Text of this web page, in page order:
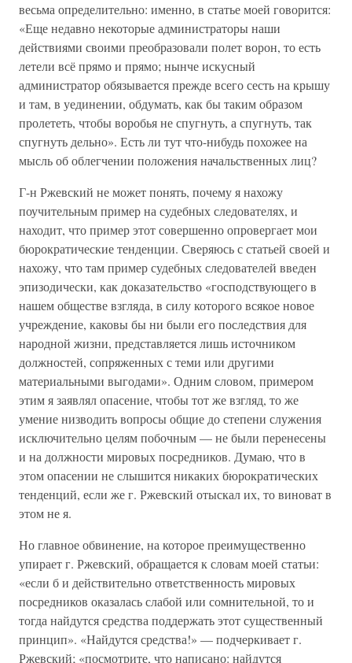
весьма определительно: именно, в статье моей говорится:
«Еще недавно некоторые администраторы наши
действиями своими преобразовали полет ворон, то есть
летели всё прямо и прямо; нынче искусный
администратор обязывается прежде всего сесть на крышу
и там, в уединении, обдумать, как бы таким образом
пролететь, чтобы воробья не спугнуть, а спугнуть, так
спугнуть дельно». Есть ли тут что-нибудь похожее на
мысль об облегчении положения начальственных лиц?
Г-н Ржевский не может понять, почему я нахожу
поучительным пример на судебных следователях, и
находит, что пример этот совершенно опровергает мои
бюрократические тенденции. Сверяюсь с статьей своей и
нахожу, что там пример судебных следователей введен
эпизодически, как доказательство «господствующего в
нашем обществе взгляда, в силу которого всякое новое
учреждение, каковы бы ни были его последствия для
народной жизни, представляется лишь источником
должностей, сопряженных с теми или другими
материальными выгодами». Одним словом, примером
этим я заявлял опасение, чтобы тот же взгляд, то же
умение низводить вопросы общие до степени служения
исключительно целям побочным — не были перенесены
и на должности мировых посредников. Думаю, что в
этом опасении не слышится никаких бюрократических
тенденций, если же г. Ржевский отыскал их, то виноват в
этом не я.
Но главное обвинение, на которое преимущественно
упирает г. Ржевский, обращается к словам моей статьи:
«если б и действительно ответственность мировых
посредников оказалась слабой или сомнительной, то и
тогда найдутся средства поддержать этот существенный
принцип». «Найдутся средства!» — подчеркивает г.
Ржевский; «посмотрите, что написано: найдутся